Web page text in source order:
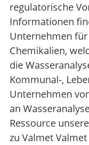
regulatorische
Informationen
Unternehmen
Chemikalien,
die
Kommunal-,
Unternehmen
an
Ressource
zu Valmet